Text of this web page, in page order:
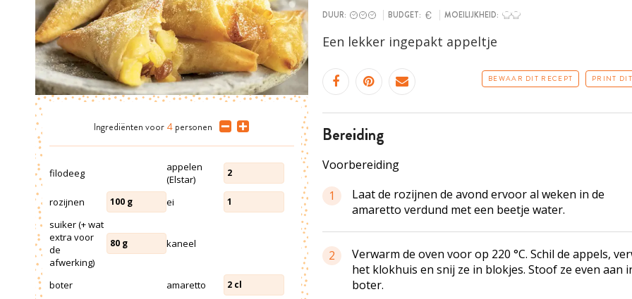
DUUR: BUDGET: MOEILIJKHEID:
Een lekker ingepakt appeltje
BEWAAR DIT RECEPT PRINT
bereiding
Voorbereiding
1
Laat de rozijnen de avond ervoor al weken in de
amaretto verdund met een beetje water.
2
Verwarm de oven voor op 220 °C. Schil de appels,
het klokhuis en snij ze in blokjes. Stoof ze even aan
boter.
Ingrediënten voor 4 personen
filodeeg
appelen
(Elstar)
2
rozijnen 100 g ei 1
suiker (+ wat
extra voor
de
afwerking)
80 g kaneel
boter amaretto 2 cl